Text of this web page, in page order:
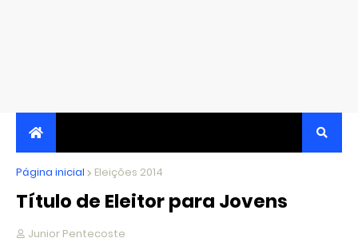
JORNALISMO INDEPENDENTE, TRANSPARENTE E
CRÍTICO
Página inicial Eleições 2014
Título de Eleitor para Jovens
Junior Pentecoste